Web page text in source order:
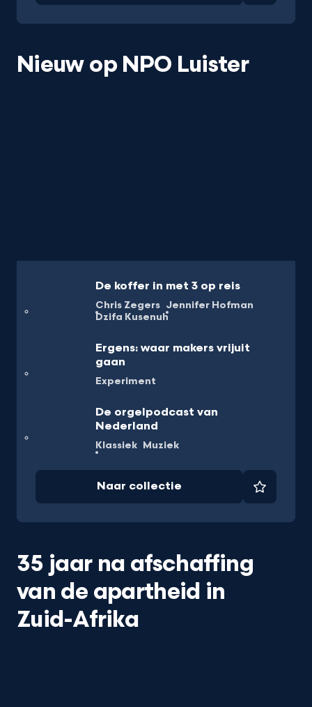
Nieuw op NPO Luister
De koffer in met 3 op reis
Chris Zegers Jennifer Hofman
Dzifa Kusenuh
Ergens: waar makers vrijuit
gaan
Experiment
De orgelpodcast van
Nederland
Klassiek Muziek
Naar collectie Favoriet
35 jaar na afschaffing
van de apartheid in
Zuid-Afrika